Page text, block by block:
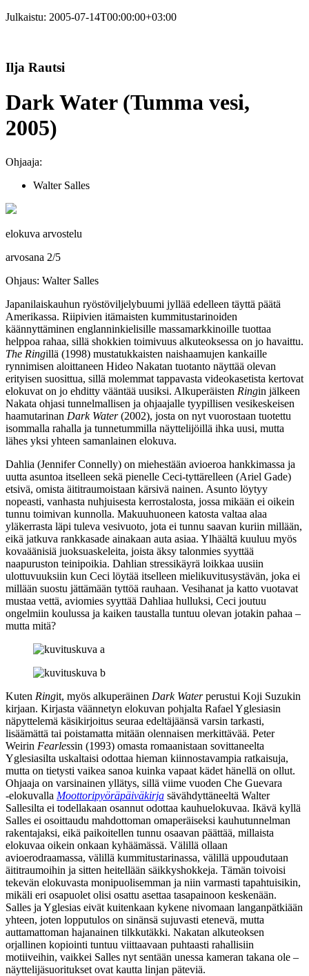
Julkaistu: 2005-07-14T00:00:00+03:00
Ilja Rautsi
Dark Water (Tumma vesi,
2005)
Ohjaaja:
Walter Salles
elokuva arvostelu
arvosana 2/5
Ohjaus: Walter Salles
Japanilaiskauhun ryöstöviljelybuumi jyllää edelleen täyttä päätä
Amerikassa. Riipivien itämaisten kummitustarinoiden
käännyttäminen englanninkielisille massamarkkinoille tuottaa
helppoa rahaa, sillä shokkien toimivuus alkuteoksessa on jo havaittu.
The Ringillä (1998) mustatukkaisten naishaamujen kankaille
rynnimisen aloittaneen Hideo Nakatan tuotanto näyttää olevan
erityisen suosittua, sillä molemmat tappavasta videokasetista kertovat
elokuvat on jo ehditty vääntää uusiksi. Alkuperäisten Ringin jälkeen
Nakata ohjasi tunnelmallisen ja ohjaajalle tyypillisen vesikeskeisen
haamutarinan Dark Water(2002), josta on nyt vuorostaan tuotettu
isommalla rahalla ja tunnetummilla näyttelijöillä ihka uusi, mutta
lähes yksi yhteen samanlainen elokuva.
Dahlia (Jennifer Connelly) on miehestään avioeroa hankkimassa ja
uutta asuntoa itselleen sekä pienelle Ceci-tyttärelleen (Ariel Gade)
etsivä, omista äititraumoistaan kärsivä nainen. Asunto löytyy
nopeasti, vanhasta nuhjuisesta kerrostalosta, jossa mikään ei oikein
tunnu toimivan kunnolla. Makuuhuoneen katosta valtaa alaa
yläkerrasta läpi tuleva vesivuoto, jota ei tunnu saavan kuriin millään,
eikä jatkuva rankkasade ainakaan auta asiaa. Ylhäältä kuuluu myös
kovaäänisiä juoksuaskeleita, joista äksy talonmies syyttää
naapuruston teinipoikia. Dahlian stressikäyrä loikkaa uusiin
ulottuvuuksiin kun Ceci löytää itselleen mielikuvitusystävän, joka ei
millään suostu jättämään tyttöä rauhaan. Vesihanat ja katto vuotavat
mustaa vettä, aviomies syyttää Dahliaa hulluksi, Ceci joutuu
ongelmiin koulussa ja kaiken taustalla tuntuu olevan jotakin pahaa –
mutta mitä?
Kuten Ringit, myös alkuperäinen Dark Waterperustui Koji Suzukin
kirjaan. Kirjasta väännetyn elokuvan pohjalta Rafael Yglesiasin
näpyttelemä käsikirjoitus seuraa edeltäjäänsä varsin tarkasti,
lisäämättä tai poistamatta mitään olennaisen merkittävää. Peter
Weirin Fearlessin (1993) omasta romaanistaan sovittaneelta
Yglesiasilta uskaltaisi odottaa hieman kiinnostavampia ratkaisuja,
mutta on tietysti vaikea sanoa kuinka vapaat kädet hänellä on ollut.
Ohjaaja on varsinainen yllätys, sillä viime vuoden Che Guevara
‑elokuvalla Moottoripyöräpäiväkirja sävähdyttäneeltä Walter
Sallesilta ei todellakaan osannut odottaa kauhuelokuvaa. Ikävä kyllä
Salles ei osoittaudu mahdottoman omaperäiseksi kauhutunnelman
rakentajaksi, eikä paikoitellen tunnu osaavan päättää, millaista
elokuvaa oikein onkaan kyhäämässä. Välillä ollaan
avioerodraamassa, välillä kummitustarinassa, välillä uppoudutaan
äititraumoihin ja sitten heitellään säikkyshokkeja. Tämän toivoisi
tekevän elokuvasta monipuolisemman ja niin varmasti tapahtuisikin,
mikäli eri osapuolet olisi osattu asettaa tasapainoon keskenään.
Salles ja Yglesias eivät kuitenkaan kykene nivomaan langanpätkiään
yhteen, joten lopputulos on sinänsä sujuvasti etenevä, mutta
auttamattoman hajanainen tilkkutäkki. Nakatan alkuteoksen
orjallinen kopiointi tuntuu viittaavaan puhtaasti rahallisiin
motiiveihin, vaikkei Salles nyt sentään unessa kameran takana ole –
näyttelijäsuoritukset ovat kautta linjan päteviä.